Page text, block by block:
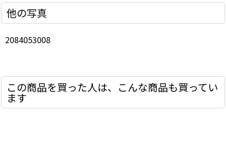
他の写真
2084053008
この商品を買った人は、こんな商品も買ってい
ます